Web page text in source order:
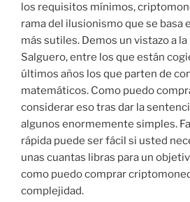
los requisitos mínimos,
rama del ilusionismo que se basa
más sutiles. Demos un vistazo a
Salguero, entre los que están
últimos años los que parten de
matemáticos. Como puedo
considerar eso tras dar la
algunos enormemente simples.
rápida puede ser fácil si usted
unas cuantas libras para un
como puedo comprar
complejidad.